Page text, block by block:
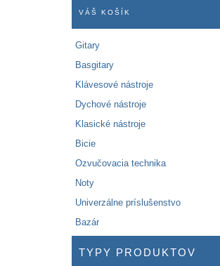
VÁŠ KOŠÍK
Gitary
Basgitary
Klávesové nástroje
Dychové nástroje
Klasické nástroje
Bicie
Ozvučovacia technika
Noty
Univerzálne príslušenstvo
Bazár
TYPY PRODUKTOV